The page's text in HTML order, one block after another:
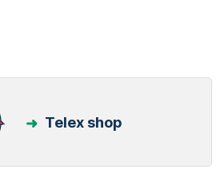
Telex shop